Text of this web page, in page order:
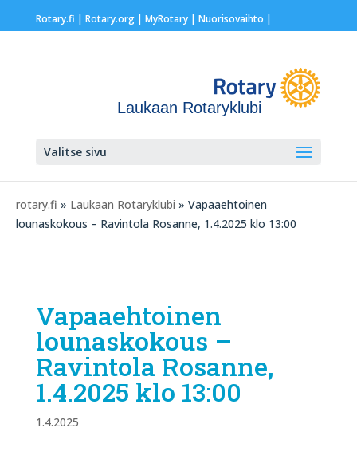
Rotary.fi | Rotary.org| MyRotary | Nuorisovaihto |
Laukaan Rotaryklubi
Valitse sivu
rotary.fi » Laukaan Rotaryklubi » Vapaaehtoinen
lounaskokous – Ravintola Rosanne, 1.4.2025 klo 13:00
Vapaaehtoinen
lounaskokous –
Ravintola Rosanne,
1.4.2025 klo 13:00
1.4.2025